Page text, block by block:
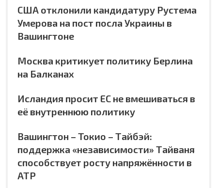
США отклонили кандидатуру Рустема
Умерова на пост посла Украины в
Вашингтоне
Москва критикует политику Берлина
на Балканах
Исландия просит ЕС не вмешиваться в
её внутреннюю политику
Вашингтон – Токио – Тайбэй:
поддержка «независимости» Тайваня
способствует росту напряжённости в
АТР